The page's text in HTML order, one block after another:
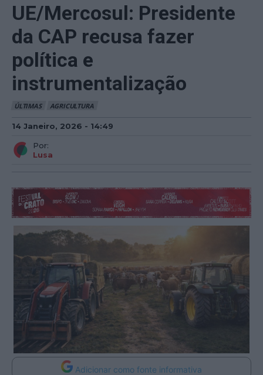
UE/Mercosul: Presidente
da CAP recusa fazer
política e
instrumentalização
ÚLTIMAS AGRICULTURA
14 Janeiro, 2026 - 14:49
Por:
Lusa
Adicionar como fonte informativa